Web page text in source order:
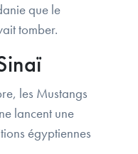
que le
tomber.
les Mustangs
lancent une
égyptiennes